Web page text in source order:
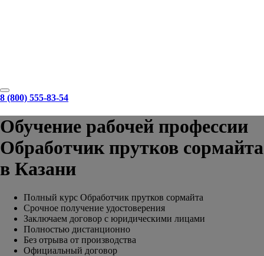
8 (800) 555-83-54
Обучение рабочей профессии
Обработчик прутков сормайта
в Казани
Полный курс Обработчик прутков сормайта
Срочное получение удостоверения
Заключаем договор с юридическими лицами
Полностью дистанционно
Без отрыва от производства
Официальный договор